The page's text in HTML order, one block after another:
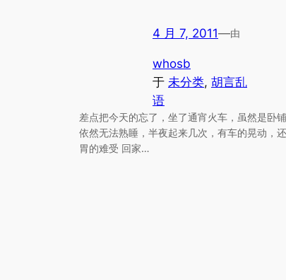
4 月 7, 2011—由
whosb
于 未分类, 胡言乱
语
差点把今天的忘了，坐了通宵火车，虽然是卧
依然无法熟睡，半夜起来几次，有车的晃动，
胃的难受 回家…